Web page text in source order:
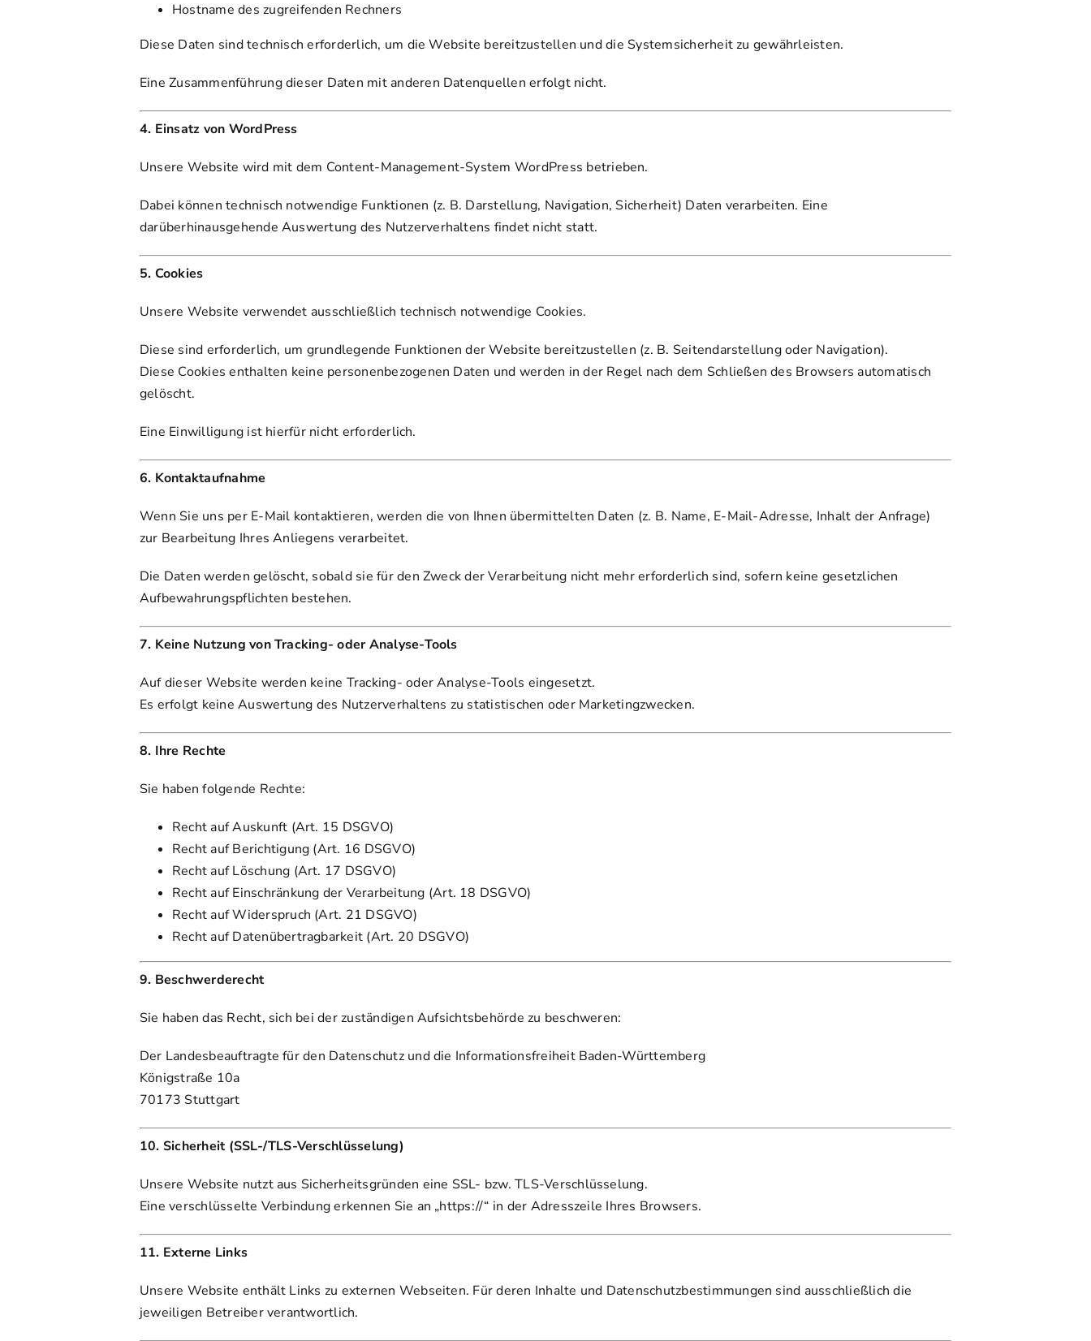
Hostname des zugreifenden Rechners
Diese Daten sind technisch erforderlich, um die Website bereitzustellen und die Systemsicherheit zu gewährleisten.
Eine Zusammenführung dieser Daten mit anderen Datenquellen erfolgt nicht.
4. Einsatz von WordPress
Unsere Website wird mit dem Content-Management-System WordPress betrieben.
Dabei können technisch notwendige Funktionen (z. B. Darstellung, Navigation, Sicherheit) Daten verarbeiten. Eine
darüberhinausgehende Auswertung des Nutzerverhaltens findet nicht statt.
5. Cookies
Unsere Website verwendet ausschließlich technisch notwendige Cookies.
Diese sind erforderlich, um grundlegende Funktionen der Website bereitzustellen (z. B. Seitendarstellung oder Navigation).
Diese Cookies enthalten keine personenbezogenen Daten und werden in der Regel nach dem Schließen des Browsers automatisch
gelöscht.
Eine Einwilligung ist hierfür nicht erforderlich.
6. Kontaktaufnahme
Wenn Sie uns per E-Mail kontaktieren, werden die von Ihnen übermittelten Daten (z. B. Name, E-Mail-Adresse, Inhalt der Anfrage)
zur Bearbeitung Ihres Anliegens verarbeitet.
Die Daten werden gelöscht, sobald sie für den Zweck der Verarbeitung nicht mehr erforderlich sind, sofern keine gesetzlichen
Aufbewahrungspflichten bestehen.
7. Keine Nutzung von Tracking- oder Analyse-Tools
Auf dieser Website werden keine Tracking- oder Analyse-Tools eingesetzt.
Es erfolgt keine Auswertung des Nutzerverhaltens zu statistischen oder Marketingzwecken.
8. Ihre Rechte
Sie haben folgende Rechte:
Recht auf Auskunft (Art. 15 DSGVO)
Recht auf Berichtigung (Art. 16 DSGVO)
Recht auf Löschung (Art. 17 DSGVO)
Recht auf Einschränkung der Verarbeitung (Art. 18 DSGVO)
Recht auf Widerspruch (Art. 21 DSGVO)
Recht auf Datenübertragbarkeit (Art. 20 DSGVO)
9. Beschwerderecht
Sie haben das Recht, sich bei der zuständigen Aufsichtsbehörde zu beschweren:
Der Landesbeauftragte für den Datenschutz und die Informationsfreiheit Baden-Württemberg
Königstraße 10a
70173 Stuttgart
10. Sicherheit (SSL-/TLS-Verschlüsselung)
Unsere Website nutzt aus Sicherheitsgründen eine SSL- bzw. TLS-Verschlüsselung.
Eine verschlüsselte Verbindung erkennen Sie an „https://“ in der Adresszeile Ihres Browsers.
11. Externe Links
Unsere Website enthält Links zu externen Webseiten. Für deren Inhalte und Datenschutzbestimmungen sind ausschließlich die
jeweiligen Betreiber verantwortlich.